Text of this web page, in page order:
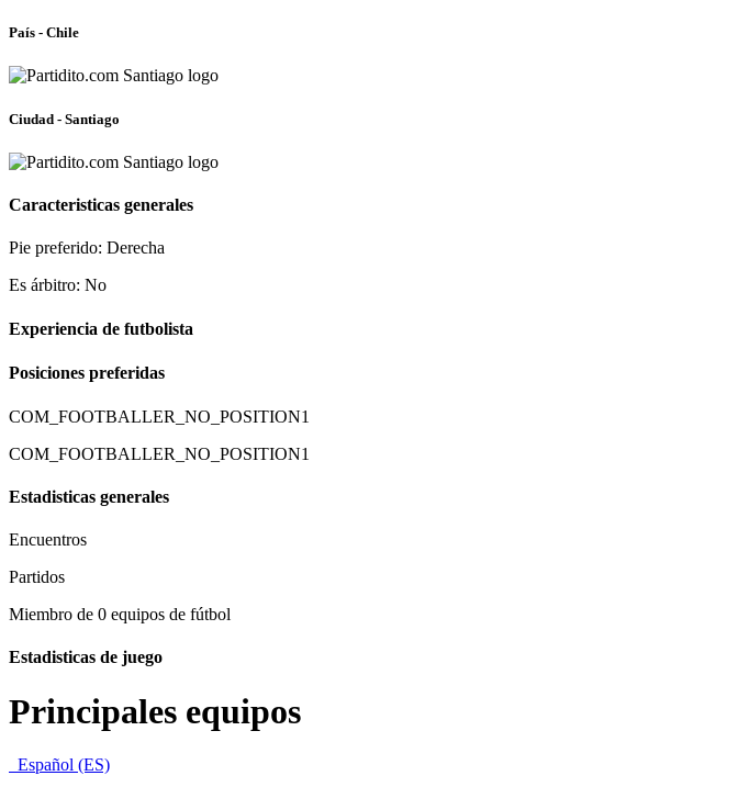
País - Chile
Ciudad - Santiago
Caracteristicas generales
Pie preferido: Derecha
Es árbitro: No
Experiencia de futbolista
Posiciones preferidas
COM_FOOTBALLER_NO_POSITION1
COM_FOOTBALLER_NO_POSITION1
Estadisticas generales
Encuentros
Partidos
Miembro de 0 equipos de fútbol
Estadisticas de juego
Principales equipos
Español (ES)